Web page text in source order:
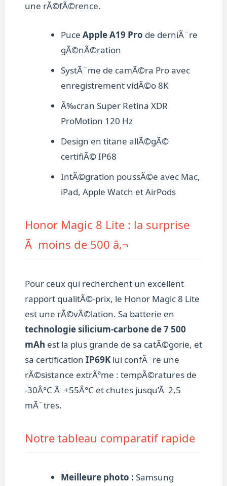
une rÃ©fÃ©rence.
Puce Apple A19 Pro de derniÃ¨re
gÃ©nÃ©ration
SystÃ¨me de camÃ©ra Pro avec
enregistrement vidÃ©o 8K
Ã‰cran Super Retina XDR
ProMotion 120 Hz
Design en titane allÃ©gÃ©
certifiÃ© IP68
IntÃ©gration poussÃ©e avec Mac,
iPad, Apple Watch et AirPods
Honor Magic 8 Lite : la surprise
Ã moins de 500 â‚¬
Pour ceux qui recherchent un excellent
rapport qualitÃ©-prix, le Honor Magic 8 Lite
est une rÃ©vÃ©lation. Sa batterie en
technologie silicium-carbone de 7 500
mAh est la plus grande de sa catÃ©gorie, et
sa certification IP69Klui confÃ¨re une
rÃ©sistance extrÃªme : tempÃ©ratures de
-30Â°C Ã +55Â°C et chutes jusqu’Ã 2,5
mÃ¨tres.
Notre tableau comparatif rapide
Meilleure photo : Samsung